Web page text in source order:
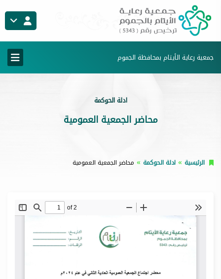
جمعية رعاية الأيتام بمحافظة الجموم
ادلة الحوكمة
محاضر الجمعية العمومية
الرئيسية ادلة الحوكمة محاضر الجمعية العمومية